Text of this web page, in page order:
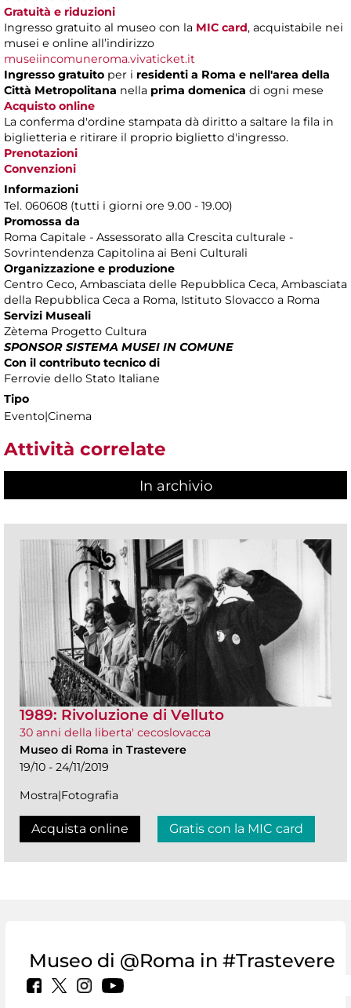
Gratuità e riduzioni
Ingresso gratuito al museo con la MIC card, acquistabile nei
musei e online all’indirizzo
museiincomuneroma.vivaticket.it
Ingresso gratuito per i residenti a Roma e nell'area della
Città Metropolitana nella prima domenica di ogni mese
Acquisto online
La conferma d'ordine stampata dà diritto a saltare la fila in
biglietteria e ritirare il proprio biglietto d'ingresso.
Prenotazioni
Convenzioni
Informazioni
Tel. 060608 (tutti i giorni ore 9.00 - 19.00)
Promossa da
Roma Capitale - Assessorato alla Crescita culturale -
Sovrintendenza Capitolina ai Beni Culturali
Organizzazione e produzione
Centro Ceco, Ambasciata delle Repubblica Ceca, Ambasciata
della Repubblica Ceca a Roma, Istituto Slovacco a Roma
Servizi Museali
Zètema Progetto Cultura
SPONSOR SISTEMA MUSEI IN COMUNE
Con il contributo tecnico di
Ferrovie dello Stato Italiane
Tipo
Evento|Cinema
Attività correlate
In archivio
1989: Rivoluzione di Velluto
30 anni della liberta' cecoslovacca
Museo di Roma in Trastevere
19/10 - 24/11/2019
Mostra|Fotografia
Acquista online Gratis con la MIC card
Museo di @Roma in #Trastevere